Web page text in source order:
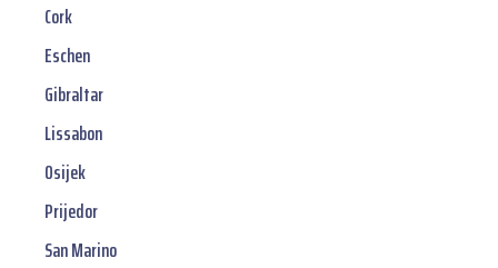
Cork
Eschen
Gibraltar
Lissabon
Osijek
Prijedor
San Marino